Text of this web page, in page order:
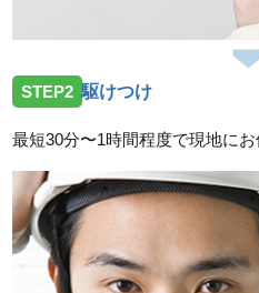
三重県鈴鹿市加佐登へトイ
お伺いしました。
2026/07/14
三重県津市一身田上津部田
けお伺いしました。
スタッフの修理報告や事例の
STEP2 駆けつけ
最短30分〜1時間程度で現地にお